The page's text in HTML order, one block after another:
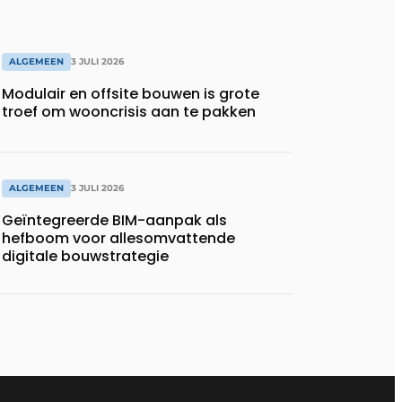
ALGEMEEN 3 JULI 2026
Modulair en offsite bouwen is grote
troef om wooncrisis aan te pakken
ALGEMEEN 3 JULI 2026
Geïntegreerde BIM-aanpak als
hefboom voor allesomvattende
digitale bouwstrategie